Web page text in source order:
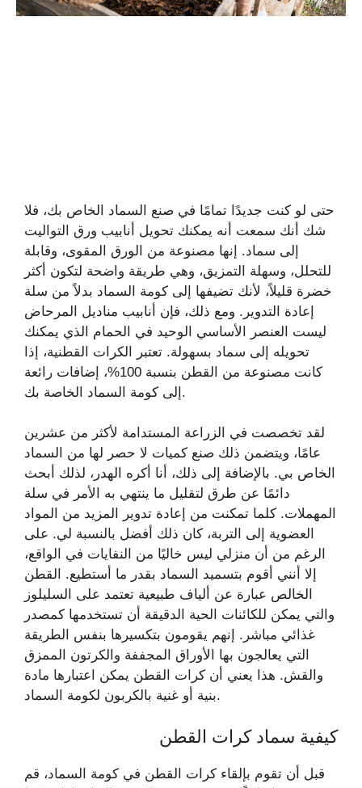
حتى لو كنت جديدًا تمامًا في صنع السماد الخاص بك، فلا
شك أنك سمعت أنه يمكنك تحويل أنابيب ورق التواليت
إلى سماد. إنها مصنوعة من الورق المقوى، وقابلة
للتحلل، وسهلة التمزيق، وهي طريقة واضحة لتكون أكثر
خضرة قليلاً، لأنك تضيفها إلى كومة السماد بدلاً من سلة
إعادة التدوير. ومع ذلك، فإن أنابيب مناديل المرحاض
ليست العنصر الأساسي الوحيد في الحمام الذي يمكنك
تحويله إلى سماد بسهولة. تعتبر الكرات القطنية، إذا
كانت مصنوعة من القطن بنسبة 100%، إضافات رائعة
إلى كومة السماد الخاصة بك.
لقد تخصصت في الزراعة المستدامة لأكثر من عشرين
عامًا، ويتضمن ذلك صنع كميات لا حصر لها من السماد
الخاص بي. بالإضافة إلى ذلك، أنا أكره الهدر، لذلك أبحث
دائمًا عن طرق لتقليل ما ينتهي به الأمر في سلة
المهملات. كلما تمكنت من إعادة تدوير المزيد من المواد
العضوية إلى التربة، كان ذلك أفضل بالنسبة لي. على
الرغم من أن منزلي ليس خاليًا من النفايات في الواقع،
إلا أنني أقوم بتسميد السماد بقدر ما أستطيع. القطن
الخالص عبارة عن ألياف طبيعية تعتمد على السليلوز
والتي يمكن للكائنات الحية الدقيقة أن تستخدمها كمصدر
غذائي مباشر. إنهم يقومون بتكسيرها بنفس الطريقة
التي يعالجون بها الأوراق المجففة والكرتون الممزق
والقش. هذا يعني أن كرات القطن يمكن اعتبارها مادة
بنية أو غنية بالكربون لكومة السماد.
كيفية سماد كرات القطن
قبل أن تقوم بإلقاء كرات القطن في كومة السماد، قم